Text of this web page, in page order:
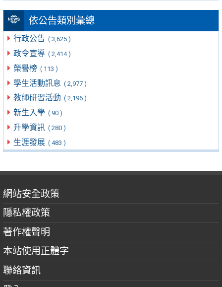
依公告類別彙總
行政公告 ( 3,625 )
政令宣導 ( 2,414 )
榮譽榜 ( 113 )
學生活動訊息 ( 2,977 )
教師研習活動 ( 2,196 )
新生入學 ( 90 )
升學資訊 ( 280 )
生涯發展 ( 483 )
網站安全政策
隱私權政策
著作權聲明
本站使用正體字
聯絡資訊